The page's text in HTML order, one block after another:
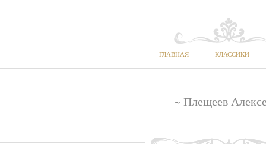
ГЛАВНАЯ КЛАССИКИ
~ Плещеев